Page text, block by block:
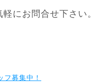
軽にお問合せ下さい。
フ募集中！